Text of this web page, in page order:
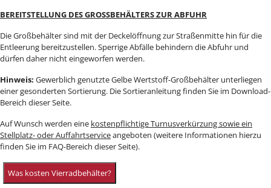
BEREITSTELLUNG DES GROSSBEHÄLTERS ZUR ABFUHR
Die Großbehälter sind mit der Deckelöffnung zur Straßenmitte hin für die
Entleerung bereitzustellen. Sperrige Abfälle behindern die Abfuhr und
dürfen daher nicht eingeworfen werden.
Hinweis: Gewerblich genutzte Gelbe Wertstoff-Großbehälter unterliegen
einer gesonderten Sortierung. Die Sortieranleitung finden Sie im Download-
Bereich dieser Seite.
Auf Wunsch werden eine kostenpflichtige Turnusverkürzung sowie ein
Stellplatz- oder Auffahrtserviceangeboten (weitere Informationen hierzu
finden Sie im FAQ-Bereich dieser Seite).
Was kosten Vierradbehälter?